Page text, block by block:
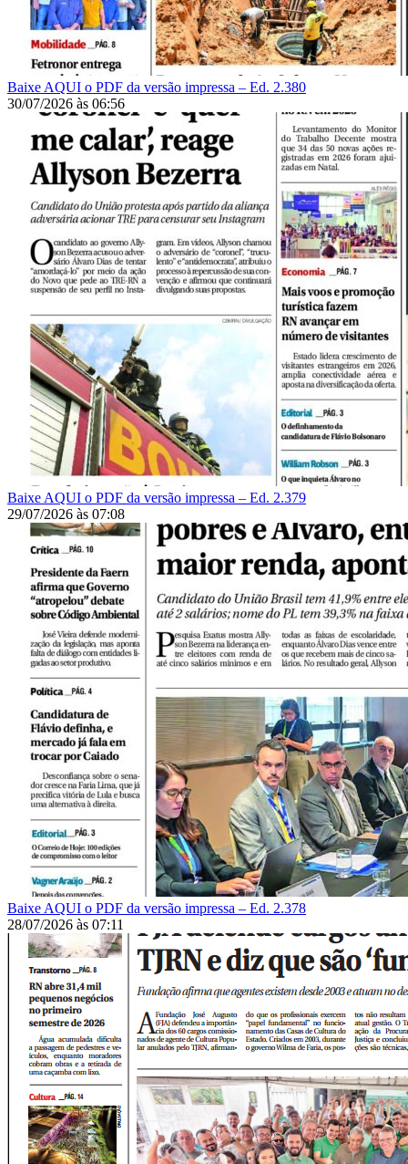
Baixe AQUI o PDF da versão impressa – Ed. 2.380
30/07/2026 às 06:56
Baixe AQUI o PDF da versão impressa – Ed. 2.379
29/07/2026 às 07:08
Baixe AQUI o PDF da versão impressa – Ed. 2.378
28/07/2026 às 07:11